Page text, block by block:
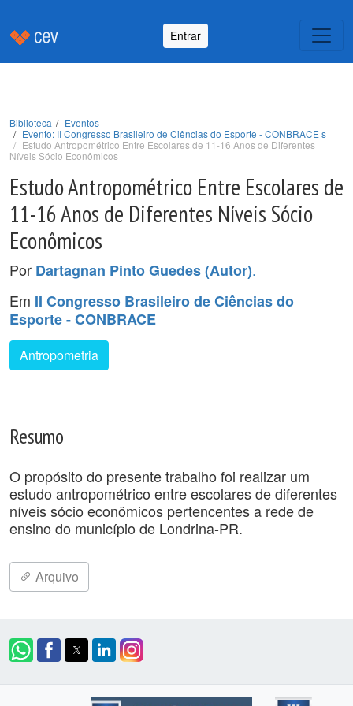
Entrar
Biblioteca
Eventos
Evento: II Congresso Brasileiro de Ciências do Esporte - CONBRACE s
Estudo Antropométrico Entre Escolares de 11-16 Anos de Diferentes
Níveis Sócio Econômicos
Estudo Antropométrico Entre Escolares de
11-16 Anos de Diferentes Níveis Sócio
Econômicos
Por Dartagnan Pinto Guedes (Autor).
Em II Congresso Brasileiro de Ciências do
Esporte - CONBRACE
Antropometria
Resumo
O propósito do presente trabalho foi realizar um
estudo antropométrico entre escolares de diferentes
níveis sócio econômicos pertencentes a rede de
ensino do município de Londrina-PR.
Arquivo